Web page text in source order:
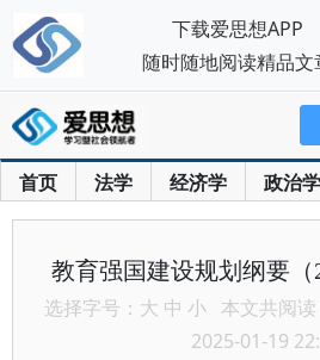
首页 法学 经济学 政治学
教育强国建设规划纲要（
选择字号： 大 中 小 本文共阅读
2025-01-19
下载爱思想APP
随时随地阅读精品文